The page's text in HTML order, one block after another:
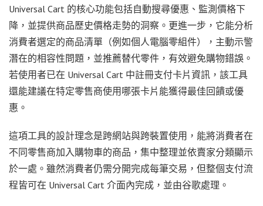
Universal Cart 的核心功能包括自動搜尋優惠、監測價格下
降，並提供商品歷史價格走勢的洞察。更進一步，它能分析
消費者選定的商品清單（例如個人電腦零組件），主動示警
潛在的相容性問題，並推薦替代零件，有效避免購物錯誤。
若使用者已在 Universal Cart 中註冊支付卡片資訊，該工具
還能建議在特定零售商使用哪張卡片能獲得最佳回饋或優
惠。
這項工具的設計理念是跨網站與跨裝置使用，能將消費者在
不同零售商加入購物車的商品，集中整理並依賣家分類顯示
於一處。雖然消費者仍需分開完成每筆交易，但整個支付流
程皆可在 Universal Cart 介面內完成，並由谷歌處理。